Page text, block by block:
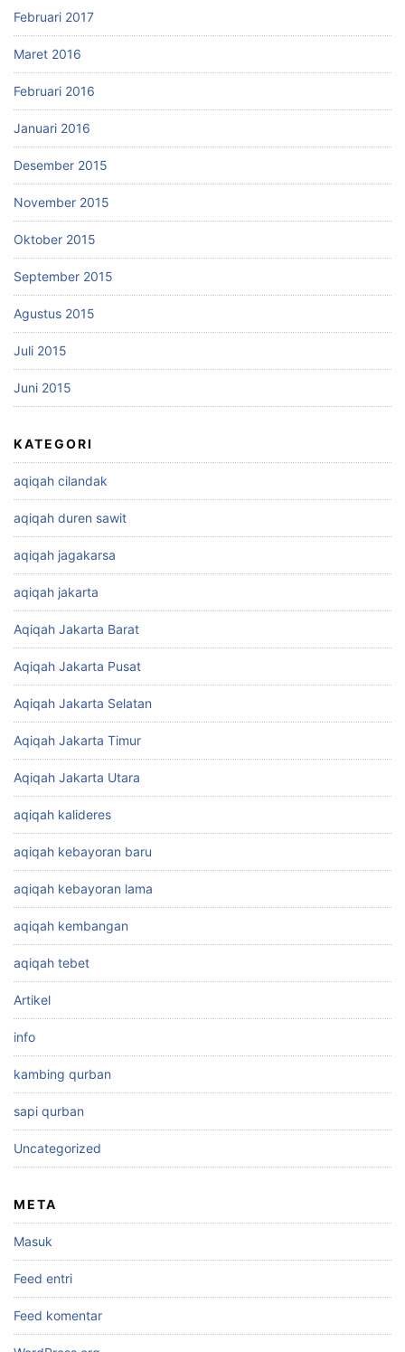
Februari 2017
Maret 2016
Februari 2016
Januari 2016
Desember 2015
November 2015
Oktober 2015
September 2015
Agustus 2015
Juli 2015
Juni 2015
KATEGORI
aqiqah cilandak
aqiqah duren sawit
aqiqah jagakarsa
aqiqah jakarta
Aqiqah Jakarta Barat
Aqiqah Jakarta Pusat
Aqiqah Jakarta Selatan
Aqiqah Jakarta Timur
Aqiqah Jakarta Utara
aqiqah kalideres
aqiqah kebayoran baru
aqiqah kebayoran lama
aqiqah kembangan
aqiqah tebet
Artikel
info
kambing qurban
sapi qurban
Uncategorized
META
Masuk
Feed entri
Feed komentar